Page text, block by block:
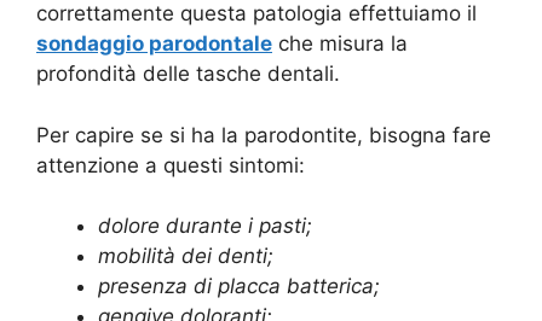
correttamente questa patologia effettuiamo il
sondaggio parodontale che misura la
profondità delle tasche dentali.
Per capire se si ha la parodontite, bisogna fare
attenzione a questi sintomi:
dolore durante i pasti;
mobilità dei denti;
presenza di placca batterica;